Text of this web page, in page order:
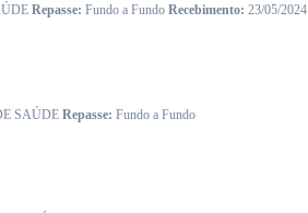
Repasse: Fundo a Fundo Recebimento: 23/05/2024
SAÚDE Repasse: Fundo a Fundo